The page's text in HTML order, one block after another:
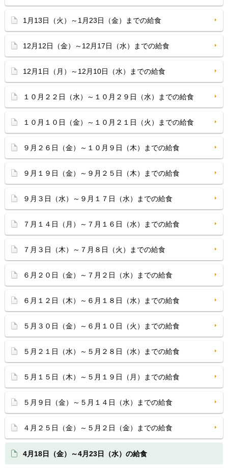
1月13日（火）～1月23日（金）までの給食
12月12日（金）～12月17日（水）までの給食
12月1日（月）～12月10日（水）までの給食
１０月２２日（水）～１０月２９日（水）までの給食
１０月１０日（金）～１０月２１日（火）までの給食
９月２６日（金）～１０月９日（木）までの給食
９月１９日（金）～９月２５日（木）までの給食
９月３日（水）～９月１７日（水）までの給食
７月１４日（月）～７月１６日（水）までの給食
７月３日（木）～７月８日（火）までの給食
６月２０日（金）～７月２日（水）までの給食
６月１２日（木）～６月１８日（水）までの給食
５月３０日（金）～６月１０日（火）までの給食
５月２１日（水）～５月２８日（水）までの給食
５月１５日（木）～５月１９日（月）までの給食
５月９日（金）～５月１４日（水）までの給食
４月２５日（金）～５月２日（金）までの給食
4月18日（金）～4月23日（水）の給食